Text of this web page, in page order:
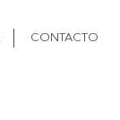
CONTACTO